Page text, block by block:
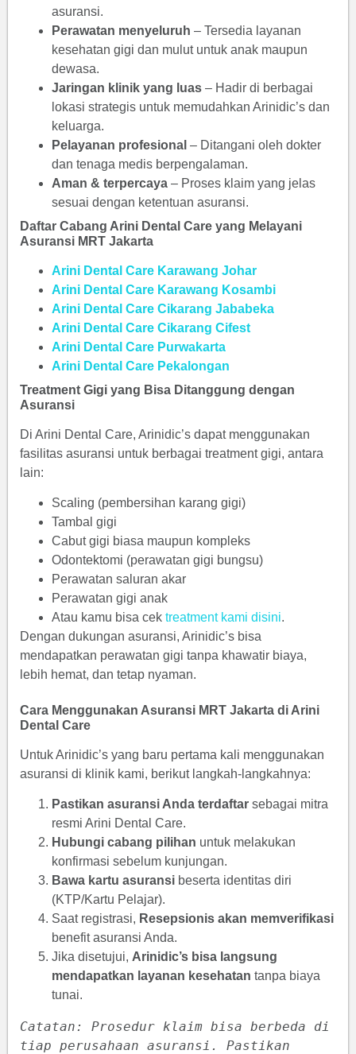
asuransi.
Perawatan menyeluruh – Tersedia layanan
kesehatan gigi dan mulut untuk anak maupun
dewasa.
Jaringan klinik yang luas – Hadir di berbagai
lokasi strategis untuk memudahkan Arinidic’s dan
keluarga.
Pelayanan profesional – Ditangani oleh dokter
dan tenaga medis berpengalaman.
Aman & terpercaya – Proses klaim yang jelas
sesuai dengan ketentuan asuransi.
Daftar Cabang Arini Dental Care yang Melayani
Asuransi MRT Jakarta
Arini Dental Care Karawang Johar
Arini Dental Care Karawang Kosambi
Arini Dental Care Cikarang Jababeka
Arini Dental Care Cikarang Cifest
Arini Dental Care Purwakarta
Arini Dental Care Pekalongan
Treatment Gigi yang Bisa Ditanggung dengan
Asuransi
Di Arini Dental Care, Arinidic’s dapat menggunakan
fasilitas asuransi untuk berbagai treatment gigi, antara
lain:
Scaling (pembersihan karang gigi)
Tambal gigi
Cabut gigi biasa maupun kompleks
Odontektomi (perawatan gigi bungsu)
Perawatan saluran akar
Perawatan gigi anak
Atau kamu bisa cek treatment kami disini.
Dengan dukungan asuransi, Arinidic’s bisa
mendapatkan perawatan gigi tanpa khawatir biaya,
lebih hemat, dan tetap nyaman.
Cara Menggunakan Asuransi MRT Jakarta di Arini
Dental Care
Untuk Arinidic’s yang baru pertama kali menggunakan
asuransi di klinik kami, berikut langkah-langkahnya:
Pastikan asuransi Anda terdaftar sebagai mitra
resmi Arini Dental Care.
Hubungi cabang pilihan untuk melakukan
konfirmasi sebelum kunjungan.
Bawa kartu asuransi beserta identitas diri
(KTP/Kartu Pelajar).
Saat registrasi, Resepsionis akan memverifikasi
benefit asuransi Anda.
Jika disetujui, Arinidic’s bisa langsung
mendapatkan layanan kesehatan tanpa biaya
tunai.
Catatan: Prosedur klaim bisa berbeda di
tiap perusahaan asuransi. Pastikan